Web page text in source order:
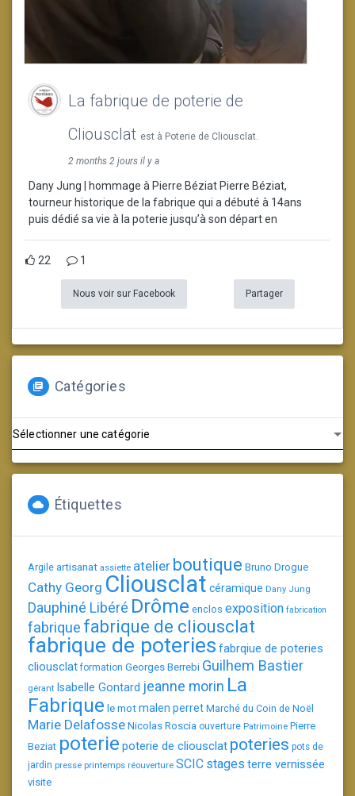
La fabrique de poterie de
Cliousclat est à Poterie de Cliousclat.
2 months 2 jours il y a
Dany Jung | hommage à Pierre Béziat Pierre Béziat,
tourneur historique de la fabrique qui a débuté à 14ans
puis dédié sa vie à la poterie jusqu’à son départ en
22 1
Nous voir sur Facebook Partager
Catégories
Étiquettes
Argile artisanat assiette atelier boutique Bruno Drogue
Cathy Georg Cliousclat céramique Dany Jung
Dauphiné Libéré Drôme enclos exposition fabrication
fabrique fabrique de cliousclat
fabrique de poteries fabrqiue de poteries
cliousclat formation Georges Berrebi Guilhem Bastier
gérant Isabelle Gontard jeanne morin La
Fabrique le motmalen perret Marché du Coin de Noël
Marie DelafosseNicolas Roscia ouverture Patrimoine Pierre
Beziat poterie poterie de cliousclat poteries pots de
jardin presse printemps réouverture SCIC stages terre vernissée
visite